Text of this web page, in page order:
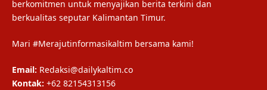
berkomitmen untuk menyajikan berita terkini dan
berkualitas seputar Kalimantan Timur.
Mari #Merajutinformasikaltim bersama kami!
Email: Redaksi@dailykaltim.co
Kontak: +62 82154313156